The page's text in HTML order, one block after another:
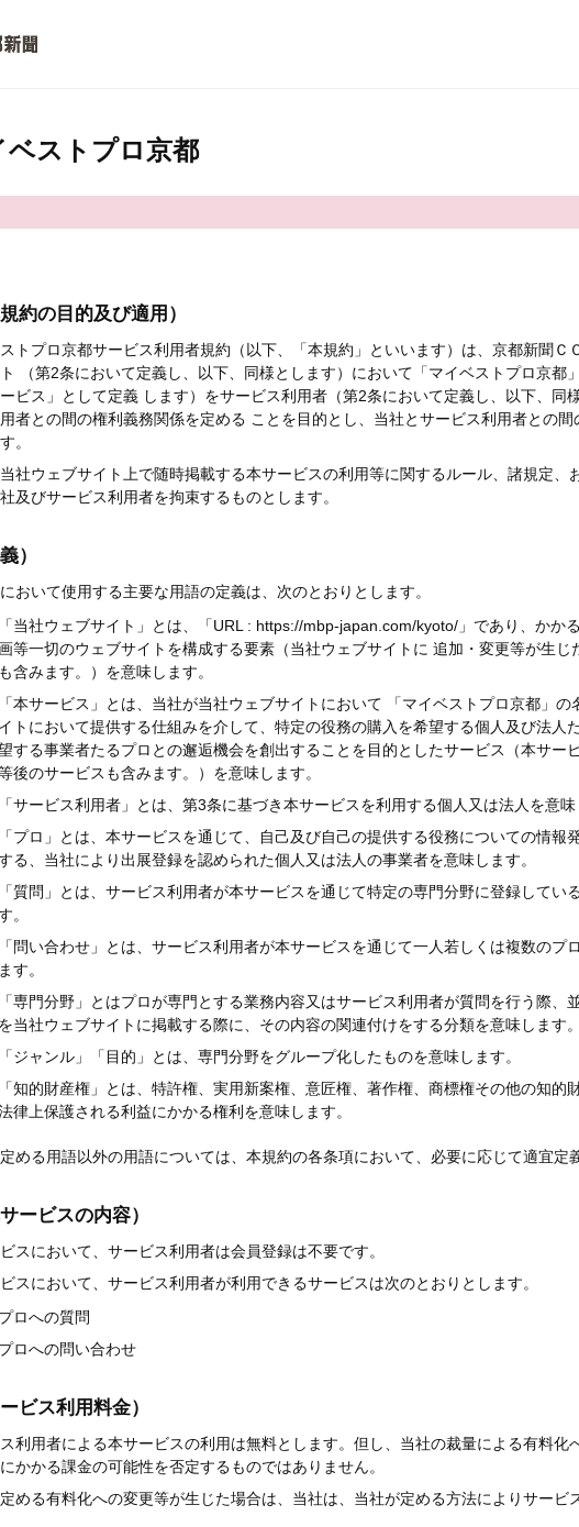
ベストプロ京都
約の目的及び適用）
トプロ京都サービス利用者規約（以下、「本規約」といいます）は、京都新聞Ｃ
（第2条において定義し、以下、同様とします）において「マイベストプロ京都
ービス」として定義 します）をサービス利用者（第2条において定義し、以下、
者との間の権利義務関係を定める ことを目的とし、当社とサービス利用者との
。
社ウェブサイト上で随時掲載する本サービスの利用等に関するルール、諸規定、
及びサービス利用者を拘束するものとします。
）
おいて使用する主要な用語の定義は、次のとおりとします。
「当社ウェブサイト」とは、「URL : https://mbp-japan.com/kyoto/」であり、かか
等一切のウェブサイトを構成する要素（当社ウェブサイトに 追加・変更等が生
も含みます。）を意味します。
「本サービス」とは、当社が当社ウェブサイトにおいて 「マイベストプロ京都」
イトにおいて提供する仕組みを介して、特定の役務の購入を希望する個人及び法人
する事業者たるプロとの邂逅機会を創出することを目的としたサービス（本サー
後のサービスも含みます。）を意味します。
「サービス利用者」とは、第3条に基づき本サービスを利用する個人又は法人を意味
「プロ」とは、本サービスを通じて、自己及び自己の提供する役務についての情
る、当社により出展登録を認められた個人又は法人の事業者を意味します。
「質問」とは、サービス利用者が本サービスを通じて特定の専門分野に登録してい
。
「問い合わせ」とは、サービス利用者が本サービスを通じて一人若しくは複数の
ます。
「専門分野」とはプロが専門とする業務内容又はサービス利用者が質問を行う際
を当社ウェブサイトに掲載する際に、その内容の関連付けをする分類を意味します。
「ジャンル」「目的」とは、専門分野をグループ化したものを意味します。
「知的財産権」とは、特許権、実用新案権、意匠権、著作権、商標権その他の知
律上保護される利益にかかる権利を意味します。
める用語以外の用語については、本規約の各条項において、必要に応じて適宜定
ービスの内容）
スにおいて、サービス利用者は会員登録は不要です。
スにおいて、サービス利用者が利用できるサービスは次のとおりとします。
プロへの質問
プロへの問い合わせ
ビス利用料金）
利用者による本サービスの利用は無料とします。但し、当社の裁量による有料
かかる課金の可能性を否定するものではありません。
める有料化への変更等が生じた場合は、当社は、当社が定める方法によりサービ